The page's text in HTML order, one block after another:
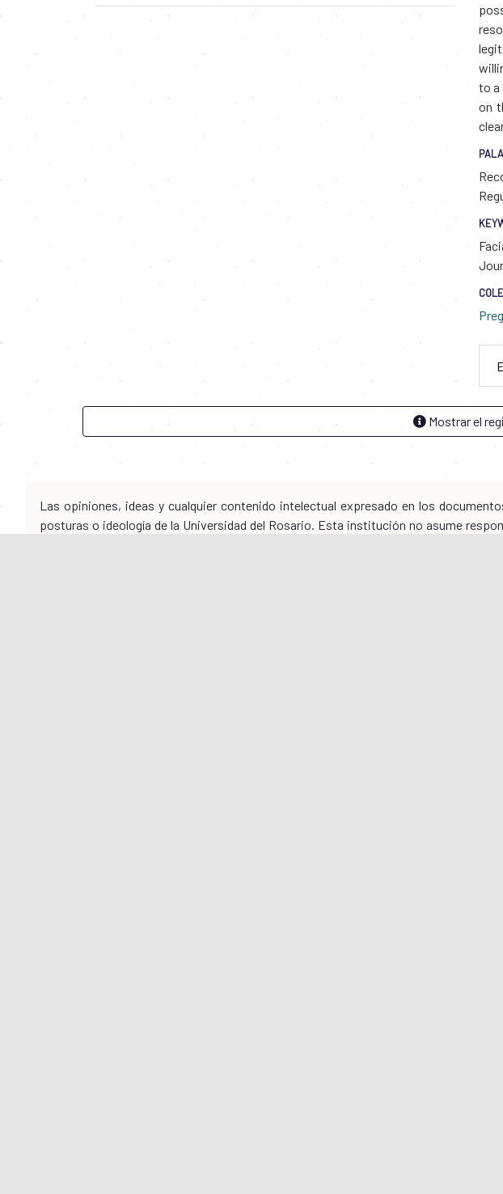
to a
on
Mostrar el
Las opiniones, ideas y cualquier contenido intelectual expresado en los
posturas o ideología de la Universidad del Rosario. Esta institución no asume